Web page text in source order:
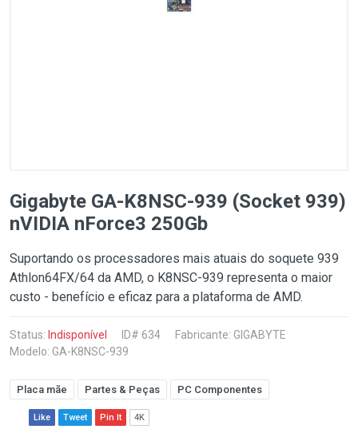
Gigabyte GA-K8NSC-939 (Socket 939)
nVIDIA nForce3 250Gb
Suportando os processadores mais atuais do soquete 939
Athlon64FX/64 da AMD, o K8NSC-939 representa o maior
custo - benefício e eficaz para a plataforma de AMD.
Status: Indisponível ID# 634 Fabricante: GIGABYTE
Modelo: GA-K8NSC-939
Placa mãe Partes & Peças PC Componentes
Like Tweet Pin It 4K